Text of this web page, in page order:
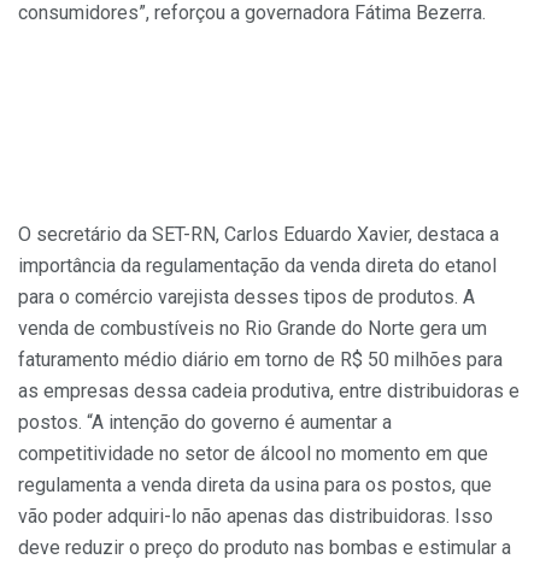
consumidores”, reforçou a governadora Fátima Bezerra.
O secretário da SET-RN, Carlos Eduardo Xavier, destaca a
importância da regulamentação da venda direta do etanol
para o comércio varejista desses tipos de produtos. A
venda de combustíveis no Rio Grande do Norte gera um
faturamento médio diário em torno de R$ 50 milhões para
as empresas dessa cadeia produtiva, entre distribuidoras e
postos. “A intenção do governo é aumentar a
competitividade no setor de álcool no momento em que
regulamenta a venda direta da usina para os postos, que
vão poder adquiri-lo não apenas das distribuidoras. Isso
deve reduzir o preço do produto nas bombas e estimular a